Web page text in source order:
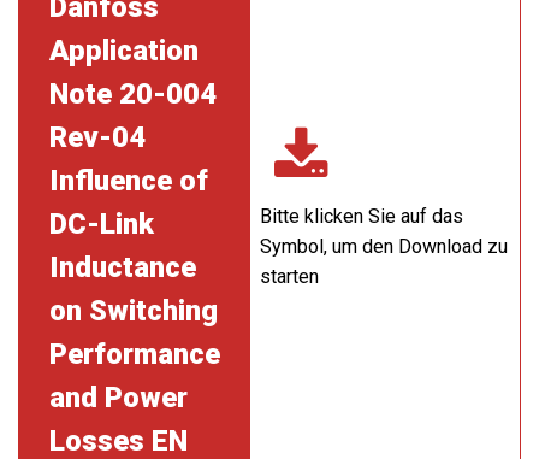
Danfoss
Application
Note 20-004
Rev-04
Influence of
DC-Link
Inductance
on Switching
Performance
and Power
Losses EN
Bitte klicken Sie auf das
Symbol, um den Download zu
starten